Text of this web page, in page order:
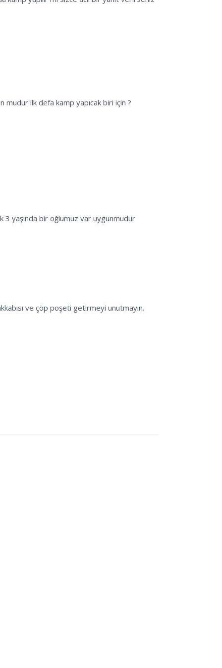
mudur ilk defa kamp yapıcak biri için ?
3 yaşında bir oğlumuz var uygunmudur
ve çöp poşeti getirmeyi unutmayın.